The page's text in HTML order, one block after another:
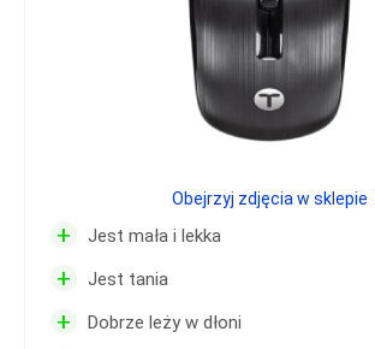
+ Jest mała i lekka
+ Jest tania
+ Dobrze leży w dłoni
Obejrzyj zdjęcia w sklepie